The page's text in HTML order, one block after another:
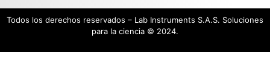
Todos los derechos reservados – Lab Instruments S.A.S. Soluciones
para la ciencia © 2024.